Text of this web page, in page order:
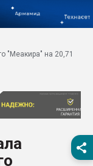
заводу пластмасс"
28.07.2026
первый план в
28.07.2026
ситуацией на
"Меакира" на 20,71